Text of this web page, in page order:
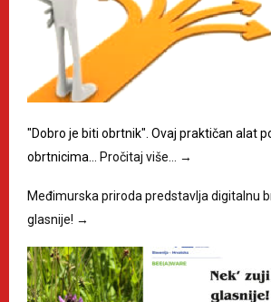
"Dobro je biti obrtnik". Ovaj praktičan alat
obrtnicima…
Pročitaj više… →
Međimurska priroda predstavlja digitalnu
glasnije! →